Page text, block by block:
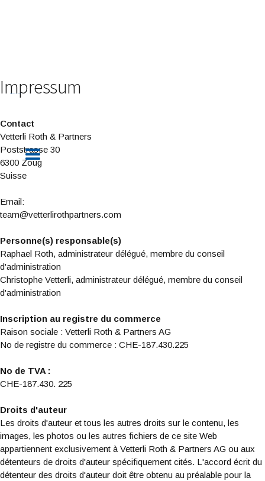
Impressum
Contact
Vetterli Roth & Partners
Poststrasse 30
6300 Zoug
Suisse
Email:
team@vetterlirothpartners.com
Personne(s) responsable(s)
Raphael Roth, administrateur délégué, membre du conseil
d'administration
Christophe Vetterli, administrateur délégué, membre du conseil
d'administration
Inscription au registre du commerce
Raison sociale : Vetterli Roth & Partners AG
No de registre du commerce : CHE-187.430.225
No de TVA :
CHE-187.430. 225
Droits d'auteur
Les droits d'auteur et tous les autres droits sur le contenu, les
images, les photos ou les autres fichiers de ce site Web
appartiennent exclusivement à Vetterli Roth & Partners AG ou aux
détenteurs de droits d'auteur spécifiquement cités. L'accord écrit du
détenteur des droits d'auteur doit être obtenu au préalable pour la